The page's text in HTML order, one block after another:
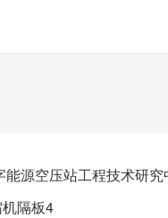
隔板4